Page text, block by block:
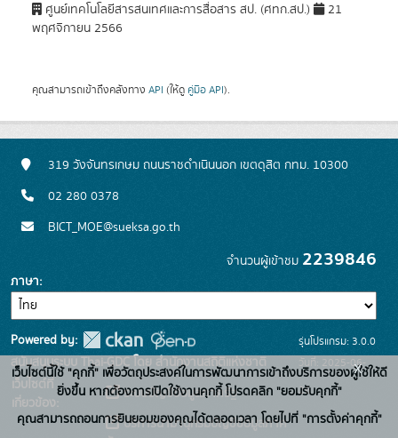
ศูนย์เทคโนโลยีสารสนเทศและการสื่อสาร สป. (ศทก.สป.)
21
พฤศจิกายน 2566
คุณสามารถเข้าถึงคลังทาง API (ให้ดู คู่มือ API).
319 วังจันทรเกษม ถนนราชดำเนินนอก เขตดุสิต กทม. 10300
02 280 0378
BICT_MOE@sueksa.go.th
จำนวนผู้เข้าชม 2239846
ภาษา
Powered by:
สนับสนุนระบบ Thai-GDC โดย สำนักงานสถิติแห่งชาติ
เว็บไซต์ที่
เกี่ยวข้อง:
ระบบบัญชีข้อมูลภาครัฐ
บริการนามานุกรมบัญชีข้อมูลภาค
รุ่นโปรแกรม: 3.0.0
วันที่: 2025-06-
26
เว็บไซต์นี้ใช้ "คุกกี้" เพื่อวัตถุประสงค์ในการพัฒนาการเข้าถึงบริการของผู้ใช้ให้ดี
ยิ่งขึ้น หากต้องการเปิดใช้งานคุกกี้ โปรดคลิก "ยอมรับคุกกี้"
คุณสามารถถอนการยินยอมของคุณได้ตลอดเวลา โดยไปที่ "การตั้งค่าคุกกี้"
x